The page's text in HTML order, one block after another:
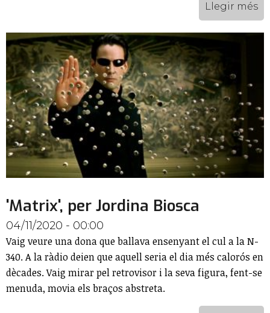
Llegir més
'Matrix', per Jordina Biosca
04/11/2020 - 00:00
Vaig veure una dona que ballava ensenyant el cul a la N-
340. A la ràdio deien que aquell seria el dia més calorós en
dècades. Vaig mirar pel retrovisor i la seva figura, fent-se
menuda, movia els braços abstreta.